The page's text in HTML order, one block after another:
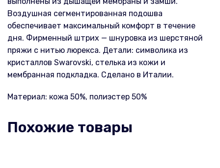
Воздушная сегментированная подошва
обеспечивает максимальный комфорт в течение
дня. Фирменный штрих — шнуровка из шерстяной
пряжи с нитью люрекса. Детали: символика из
кристаллов Swarovski, стелька из кожи и
мембранная подкладка. Сделано в Италии.
Материал: кожа 50%, полиэстер 50%
Похожие товары